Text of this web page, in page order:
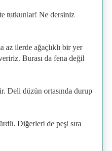
tutkunlar! Ne dersiniz
az ilerde ağaçlıklı bir yer
Burası da fena değil
Deli düzün ortasında durup
Diğerleri de peşi sıra